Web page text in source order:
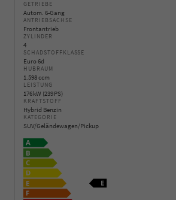
GETRIEBE
Autom. 6-Gang
ANTRIEBSACHSE
Frontantrieb
ZYLINDER
4
SCHADSTOFFKLASSE
Euro 6d
HUBRAUM
1.598 ccm
LEISTUNG
176 kW (239 PS)
KRAFTSTOFF
Hybrid Benzin
KATEGORIE
SUV/Geländewagen/Pickup